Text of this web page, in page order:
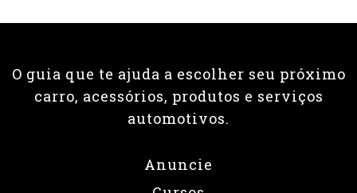
O guia que te ajuda a escolher seu próximo
carro, acessórios, produtos e serviços
automotivos.
Anuncie